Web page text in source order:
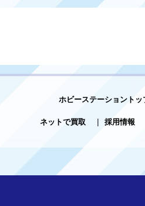
ホビーステーショントッ
ネットで買取
| 採用情報